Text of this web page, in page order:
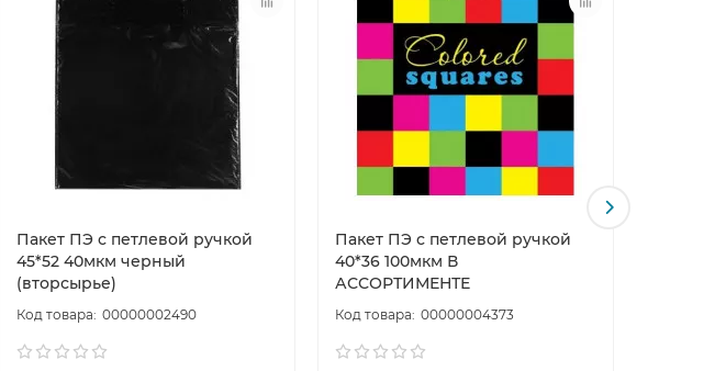
Пакет ПЭ с петлевой ручкой
45*52 40мкм черный
(вторсырье)
00000002490
Пакет ПЭ с петлевой ручкой
40*36 100мкм В
АССОРТИМЕНТЕ
00000004373